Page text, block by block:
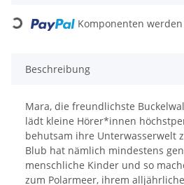
Loading... Komponenten
Beschreibung
Mara, die freundlichste
lädt kleine Hörer*innen
behutsam ihre Unterwasserwelt
Blub hat nämlich mindestens
menschliche Kinder und so
zum Polarmeer, ihrem